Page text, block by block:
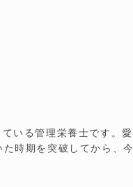
いる管理栄養士です。
た時期を突破してから、